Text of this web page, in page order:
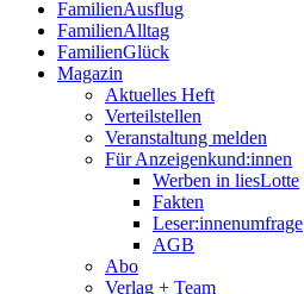
FamilienAusflug
FamilienAlltag
FamilienGlück
Magazin
Aktuelles Heft
Verteilstellen
Veranstaltung melden
Für Anzeigenkund:innen
Werben in liesLotte
Fakten
Leser:innenumfrage
AGB
Abo
Verlag + Team